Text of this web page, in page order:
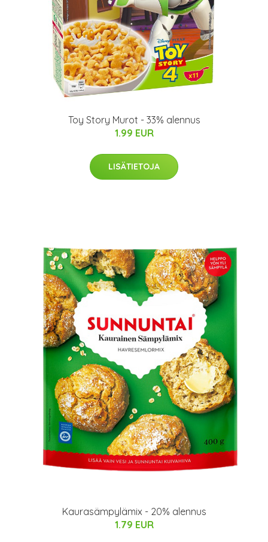
Toy Story Murot - 33% alennus
1.99 EUR
LISÄTIETOJA
Kaurasämpylämix - 20% alennus
1.79 EUR